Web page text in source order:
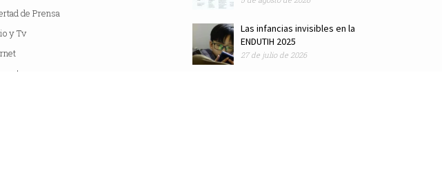
de Prensa
y Tv
Las infancias invisibles en la
ENDUTIH 2025
27 de julio de 2026